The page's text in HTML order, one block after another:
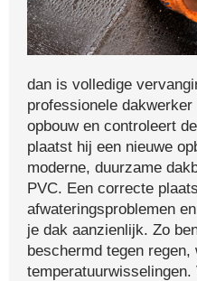
dan is volledige
professionele
opbouw en controleert
plaatst hij een nieuwe
moderne, duurzame
PVC. Een correcte
afwateringsproblemen
je dak aanzienlijk. Zo
beschermd tegen regen,